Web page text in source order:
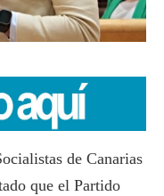
de Canarias
que el Partido